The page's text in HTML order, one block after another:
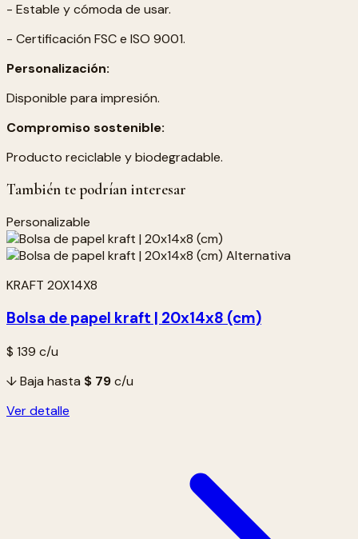
- Estable y cómoda de usar.
- Certificación FSC e ISO 9001.
Personalización:
Disponible para impresión.
Compromiso sostenible:
Producto reciclable y biodegradable.
También te podrían interesar
Personalizable
KRAFT 20X14X8
Bolsa de papel kraft | 20x14x8 (cm)
$ 139 c/u
↓ Baja hasta $ 79c/u
Ver detalle